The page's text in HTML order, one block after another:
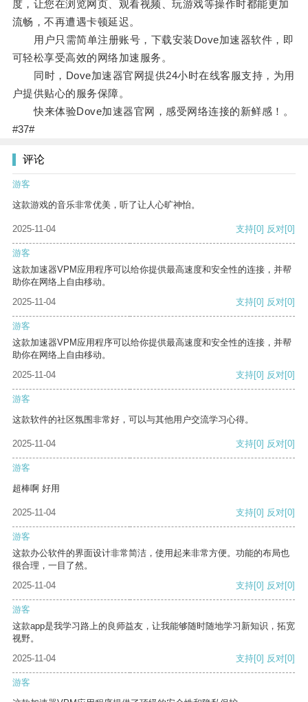
度，让您在浏览网页、观看视频、玩游戏等操作时都能更加
流畅，不再遭遇卡顿延迟。
用户只需简单注册账号，下载安装Dove加速器软件，即
可轻松享受高效的网络加速服务。
同时，Dove加速器官网提供24小时在线客服支持，为用
户提供贴心的服务保障。
快来体验Dove加速器官网，感受网络连接的新鲜感！。
#37#
评论
游客
这款游戏的音乐非常优美，听了让人心旷神怡。
2025-11-04 支持[0] 反对[0]
游客
这款加速器VPM应用程序可以给你提供最高速度和安全性的连接，并帮
助你在网络上自由移动。
2025-11-04
支持[0] 反对[0]
游客
这款加速器VPM应用程序可以给你提供最高速度和安全性的连接，并帮
助你在网络上自由移动。
2025-11-04
支持[0] 反对[0]
游客
这款软件的社区氛围非常好，可以与其他用户交流学习心得。
2025-11-04 支持[0] 反对[0]
游客
超棒啊 好用
2025-11-04 支持[0] 反对[0]
游客
这款办公软件的界面设计非常简洁，使用起来非常方便。功能的布局也
很合理，一目了然。
2025-11-04
支持[0] 反对[0]
游客
这款app是我学习路上的良师益友，让我能够随时随地学习新知识，拓宽
视野。
2025-11-04
支持[0] 反对[0]
游客